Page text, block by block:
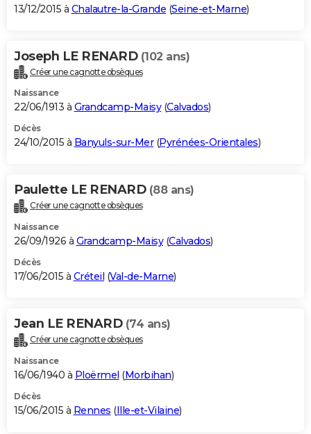
13/12/2015 à Chalautre-la-Grande (Seine-et-Marne)
Joseph LE RENARD (102 ans)
Créer une cagnotte obsèques
Naissance
22/06/1913 à Grandcamp-Maisy(Calvados)
Décès
24/10/2015 à Banyuls-sur-Mer(Pyrénées-Orientales)
Paulette LE RENARD (88 ans)
Créer une cagnotte obsèques
Naissance
26/09/1926 à Grandcamp-Maisy(Calvados)
Décès
17/06/2015 à Créteil (Val-de-Marne)
Jean LE RENARD (74 ans)
Créer une cagnotte obsèques
Naissance
16/06/1940 à Ploërmel (Morbihan)
Décès
15/06/2015 à Rennes (Ille-et-Vilaine)